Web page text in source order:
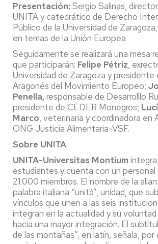
Presentación: Sergio Salinas,
UNITA y catedrático de Derecho
Público de la Universidad de
en temas de la Unión Europea
Seguidamente se realizará una mesa
que participarán: Felipe Pétriz,
Universidad de Zaragoza y presidente
Aragonés del Movimiento Europeo;
Penella,responsable de Desarrolllo
presidente de CEDER Monegros;
Marco, veterinaria y coordinadora en
ONG Justicia Alimentaria-VSF.
Sobre UNITA
UNITA-Universitas Montium
estudiantes y cuenta con un personal
21.000 miembros. El nombre de la
palabra italiana “unità”, unidad, que
vínculos que unen a las seis
integran en la actualidad y su
hacia una mayor integración. El
de las montañas”, en latín, señala, por